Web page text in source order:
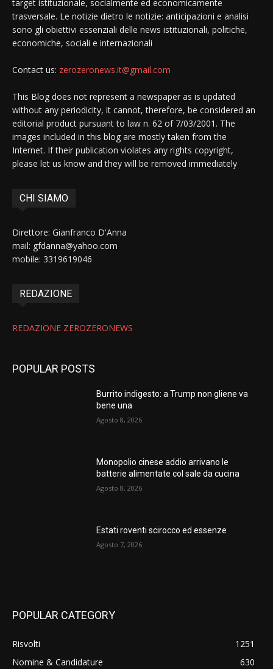
target istituzionale, socialmente ed economicamente
trasversale. Le notizie dietro le notizie: anticipazioni e analisi
sono gli obiettivi essenziali delle news istituzionali, politiche,
economiche, sociali e internazionali
Contact us: zerozeronews.it@gmail.com
This Blog does not represent a newspaper as is updated
without any periodicity, it cannot, therefore, be considered an
editorial product pursuant to law n. 62 of 7/03/2001. The
images included in this blog are mostly taken from the
Internet. If their publication violates any rights copyright,
please let us know and they will be removed immediately
CHI SIAMO
Direttore: Gianfranco D'Anna
mail: gfdanna@yahoo.com
mobile: 3319619046
REDAZIONE
REDAZIONE ZEROZERONEWS
POPULAR POSTS
Burrito indigesto: a Trump non gliene va
bene una
Agosto 8, 2026
Monopolio cinese addio arrivano le
batterie alimentate col sale da cucina
Agosto 8, 2026
Estati roventi scirocco ed essenze
Agosto 7, 2026
POPULAR CATEGORY
Risvolti
1251
Nomine & Candidature
630